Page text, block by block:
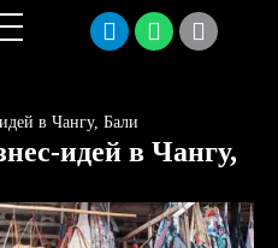
в Чангу, Бали
идей в Чангу,